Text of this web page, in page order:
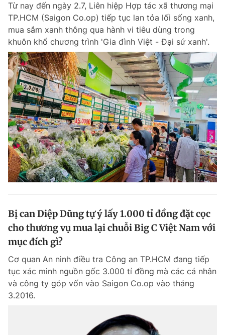
Từ nay đến ngày 2.7, Liên hiệp Hợp tác xã thương mại
TP.HCM (Saigon Co.op) tiếp tục lan tỏa lối sống xanh,
mua sắm xanh thông qua hành vi tiêu dùng trong
khuôn khổ chương trình 'Gia đình Việt - Đại sứ xanh'.
Bị can Diệp Dũng tự ý lấy 1.000 tỉ đồng đặt cọc
cho thương vụ mua lại chuỗi Big C Việt Nam với
mục đích gì?
Cơ quan An ninh điều tra Công an TP.HCM đang tiếp
tục xác minh nguồn gốc 3.000 tỉ đồng mà các cá nhân
và công ty góp vốn vào Saigon Co.op vào tháng
3.2016.